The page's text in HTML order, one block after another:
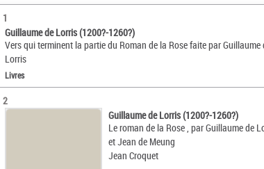
1
Guillaume de Lorris (1200?-1260?)
Vers qui terminent la partie du Roman de la Rose faite par Guillaume
Lorris
Livres
2
Guillaume de Lorris (1200?-1260?)
Le roman de la Rose , par Guillaume de
et Jean de Meung
Jean Croquet